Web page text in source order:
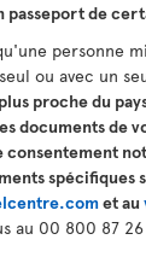
passeport de
personne
ou avec un
proche du
documents de
spécifiques
et au
au 00 800 87